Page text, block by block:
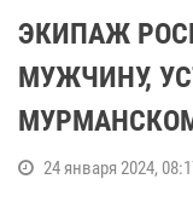
ЭКИПАЖ
МУЖЧИНУ,
24 января 2024,